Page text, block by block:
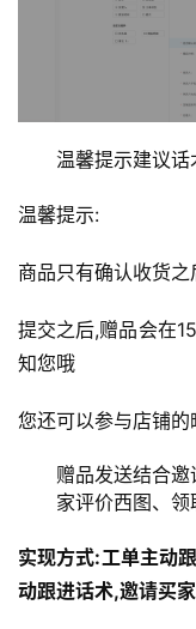
温馨提示建议话
温馨提示:
商品只有确认收货
提交之后,赠品会在
知您哦
您还可以参与店铺
赠品发送结合
家评价西图、领
实现方式:工单主动
动跟进话术,邀请买家